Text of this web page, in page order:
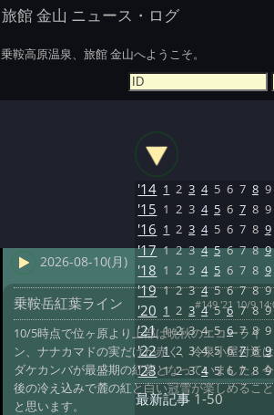
旅館 金山 ニュース・ログ
乗鞍高原温泉、旅館 金山へようこそ。
2026-08-10(月)
乗鞍岳紅葉ライン #149 '21 10/9
10/5時点で位ヶ原より上部は晩秋のエコーライ
ン、ナナカマドの実だけが赤く、冷泉小屋付近は
ダケカンバが最盛期の紅葉となっていました。今
後の冷え込みで麓の紅と白い冠雪が楽しめること
と思います。
'14 1 2 3 4 5 6 7 8 9
'15 1 2 3 4 5 6 7 8 9
'16 1 2 3 4 5 6 7 8 9
'17 1 2 3 4 5 6 7 8 9
'18 1 2 3 4 5 6 7 8 9
'19 1 2 3 4 5 6 7 8 9
'20 1 2 3 4 5 6 7 8 9
'21 1 2 3 4 5 6 7 8 9
'22 1 2 3 4 5 6 7 8 9
'23 1 2 3 4 5 6 7 8 9
最新記事1-50